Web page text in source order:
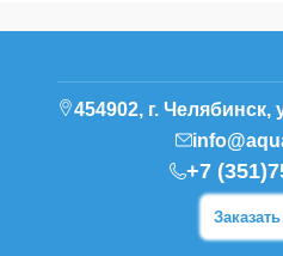
454902, г. Челябинск,
+7